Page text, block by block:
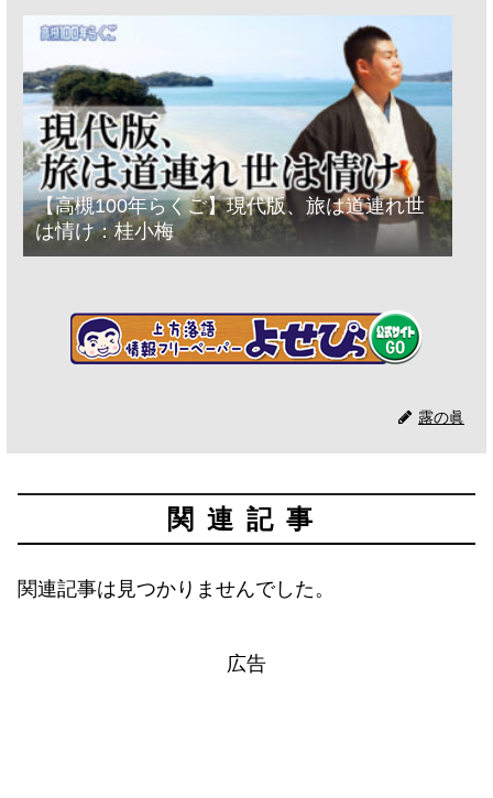
【高槻100年らくご】現代版、旅は道連れ世
は情け：桂小梅
露の眞
関連記事
関連記事は見つかりませんでした。
広告